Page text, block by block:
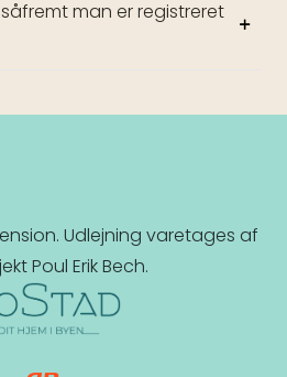
man er registreret
Udlejning varetages af
Poul Erik Bech.